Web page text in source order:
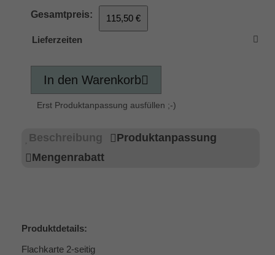
Gesamtpreis: 115,50 €
Lieferzeiten
In den Warenkorb
Erst Produktanpassung ausfüllen ;-)
Beschreibung
Produktanpassung
Mengenrabatt
Produktdetails:
Flachkarte 2-seitig